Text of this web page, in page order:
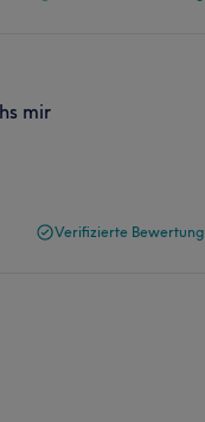
mir
Verifizierte Bewertung